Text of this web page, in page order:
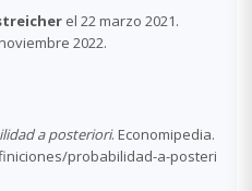
el 22 marzo 2021.
2022.
a posteriori. Economipedia.
probabilidad-a-posteri